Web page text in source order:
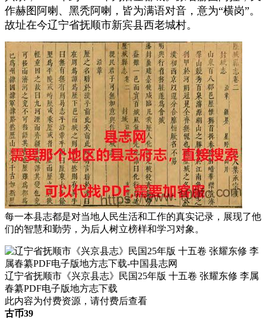
作赫图阿喇、黑秃阿喇，皆为满语对音，意为“横岗”。
故址在今辽宁省抚顺市新宾县西老城村。
每一本县志都是对当地人民生活和工作的真实记录，展现了他
们的智慧和勤劳，为后人树立榜样和学习对象。
辽宁省抚顺市《兴京县志》民国25年版 十五卷 张耀东修 李属
春纂PDF电子版地方志下载
此内容为付费资源，请付费后查看
古币39